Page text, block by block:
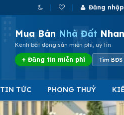
Đăng nhập
Mua Bán Nhà Đất
Kênh bất động sản miễn phí, uy tín
+ Đăng tin miễn phí Tìm BĐS
TIN TỨC PHONG THUỶ